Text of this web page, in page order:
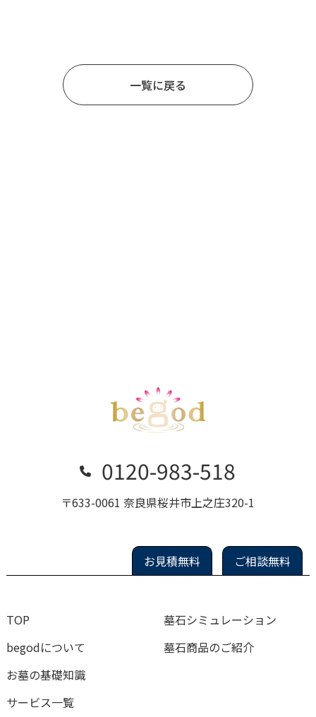
一覧に戻る
0120-983-518
〒633-0061 奈良県桜井市上之庄320-1
お見積無料 ご相談無料
TOP
begodについて
お墓の基礎知識
墓石シミュレーション
墓石商品のご紹介
サービス一覧